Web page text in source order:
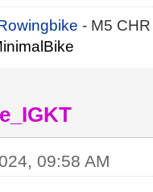
- M5
09:58 AM